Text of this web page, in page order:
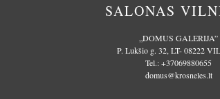
SALONAS
„DOMUS GALERIJA”
P. Lukšio g. 32, LT- 08222
Tel.:+37069880655
domus@krosneles.lt